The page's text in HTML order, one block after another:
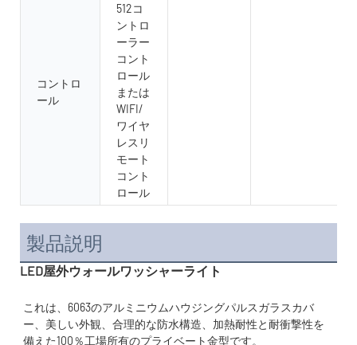
コントロ
ール
512コ
ントロ
ーラー
コント
ロール
または
WIFI/
ワイヤ
レスリ
モート
コント
ロール
製品説明
LED屋外ウォールワッシャーライト
これは、6063のアルミニウムハウジングパルスガラスカバ
ー、美しい外観、合理的な防水構造、加熱耐性と耐衝撃性を